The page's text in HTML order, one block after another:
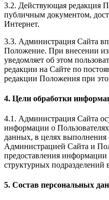
3.2. Действующая редакция
публичным документом,
Интернет.
3.3. Администрация Сайта
Положение. При внесении
уведомляет об этом
редакции на Сайте по
редакции Положения при
4. Цели обработки
4.1. Администрация Сайта
информации о
данных, в целях выполнения
Администрацией Сайта и
предоставления информации
структурных подразделений
5. Состав персональных